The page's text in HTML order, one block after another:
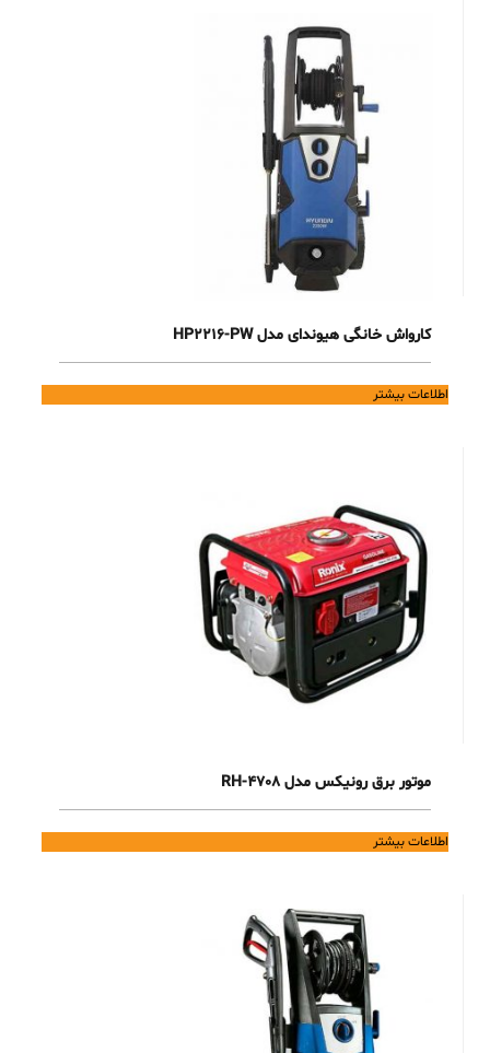
کارواش خانگی هیوندای مدل HP2216-PW
اطلاعات بیشتر
موتور برق رونیکس مدل RH-4708
اطلاعات بیشتر